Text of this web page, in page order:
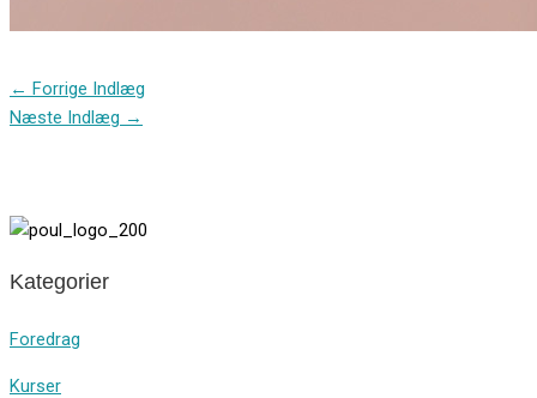
← Forrige Indlæg
Næste Indlæg →
Kategorier
Foredrag
Kurser